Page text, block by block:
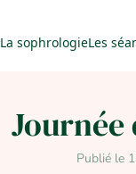
La sophrologieLes
Journée
Publié le